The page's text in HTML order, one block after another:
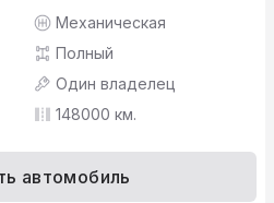
Механическая
Полный
Один владелец
148000 км.
автомобиль